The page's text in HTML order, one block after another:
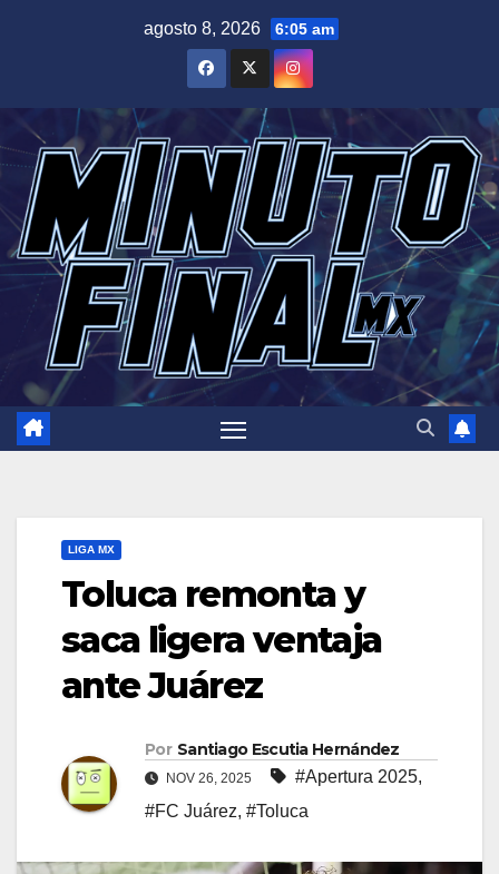
agosto 8, 2026 6:05 am
LIGA MX
Toluca remonta y
saca ligera ventaja
ante Juárez
Por Santiago Escutia Hernández
NOV 26, 2025 #Apertura 2025,
#FC Juárez, #Toluca